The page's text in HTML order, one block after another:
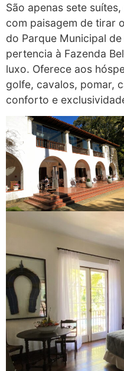
São apenas sete
com paisagem de tirar
do Parque Municipal
pertencia à Fazenda
luxo. Oferece aos
golfe, cavalos, pomar,
conforto e